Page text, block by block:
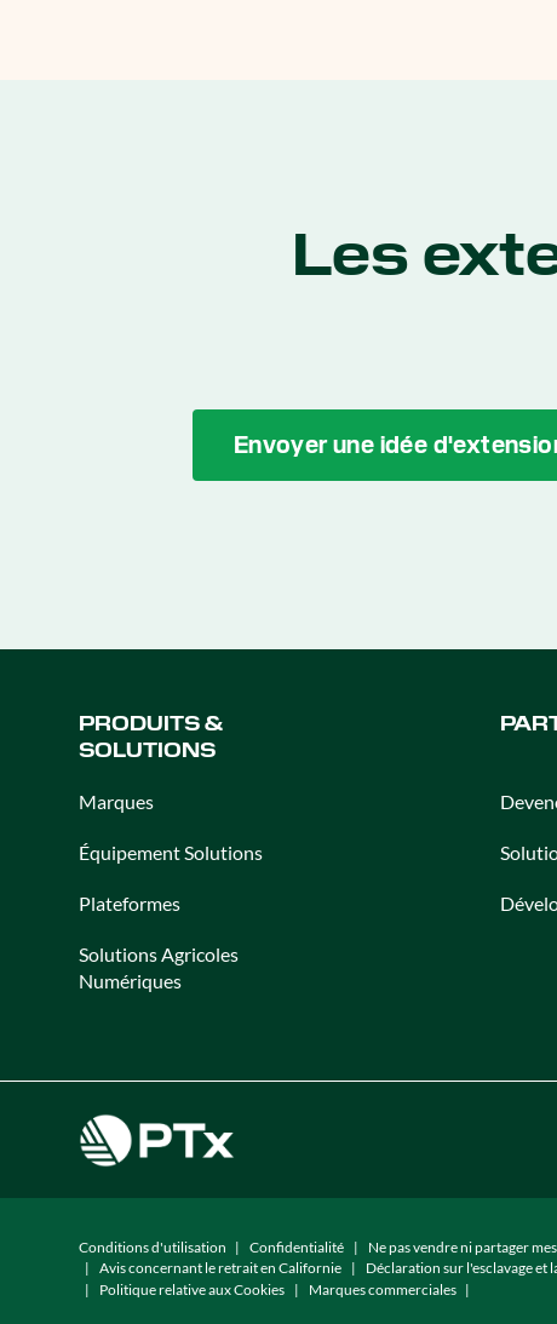
Les
Envoyer une idée
PRODUITS &
SOLUTIONS
Marques
Équipement Solutions
Plateformes
Solutions Agricoles
Numériques
Conditions d'utilisation Confidentialité
Ne pas vendre ni partager
Avis concernant le retrait en Californie
Déclaration sur l'esclavage et
Politique relative aux Cookies
Marques commerciales